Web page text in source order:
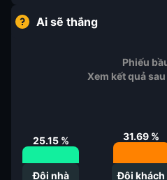
Ai sẽ thắng
Phiếu
Xem kết quả
25.15%
Đội nhà
31.69 %
Đội khách